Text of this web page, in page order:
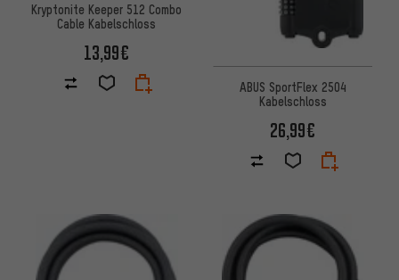
Kryptonite Keeper 512 Combo
Cable Kabelschloss
13,99€
ABUS SportFlex 2504
Kabelschloss
26,99€